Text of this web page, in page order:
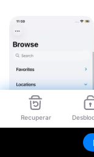
Recuperar